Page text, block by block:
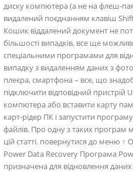
диску компютера (а не на флеш-
видалений поєднанням клавіш
Кошик віддалений документ не
більшості випадків, все ще
спеціальними програмами для
випадку з видаленням даних з
плеєра, смартфона – все, що
підключити відповідний пристрій
компютера або вставити карту
карт-рідер ПК і запустити
файлів. Про одну з таких програм
цій статті. повернутися до меню ↑
Power Data Recovery Програма
призначена для відновлення